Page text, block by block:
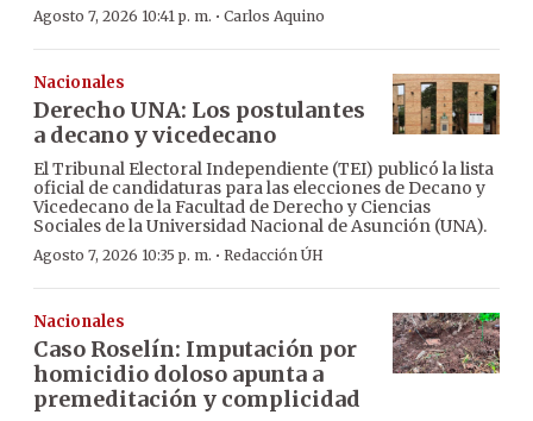
Agosto 7, 2026 10:41 p. m. · Carlos Aquino
Nacionales
Derecho UNA: Los postulantes
a decano y vicedecano
El Tribunal Electoral Independiente (TEI) publicó la lista
oficial de candidaturas para las elecciones de Decano y
Vicedecano de la Facultad de Derecho y Ciencias
Sociales de la Universidad Nacional de Asunción (UNA).
Agosto 7, 2026 10:35 p. m. · Redacción ÚH
Nacionales
Caso Roselín: Imputación por
homicidio doloso apunta a
premeditación y complicidad